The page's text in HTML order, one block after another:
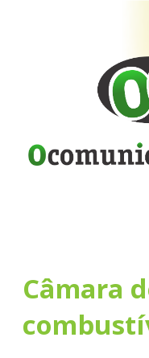
Câmara